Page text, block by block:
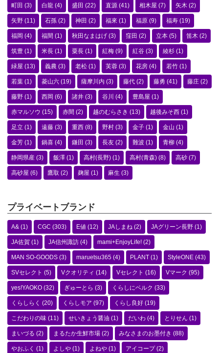
町田 (3) 白龍 (4) 盛田 (22) 直源 (41) 相木屋 (7) 矢木 (2)
矢野 (11) 石孫 (2) 神田 (2) 福來 (1) 福原 (9) 福寿 (19)
福岡 (4) 福間 (1) 秋田なまはげ (3) 窪田 (2) 立本 (5) 笛木 (2)
筑豊 (1) 米長 (1) 粟長 (1) 紅梅 (9) 紅谷 (3) 綾杉 (1)
緑屋 (13) 義農 (3) 老松 (1) 芙蓉 (3) 花房 (4) 若竹 (1)
若葉 (1) 菱山六 (19) 薩摩川内 (3) 藤代 (2) 藤勇 (41) 藤庄 (2)
藤野 (1) 西岡 (6) 諸井 (3) 谷川 (4) 豊島屋 (1)
赤マルソウ (15) 赤間 (2) 越のむらさき (13) 越後みそ西 (1)
足立 (1) 遠藤 (3) 重西 (8) 野村 (3) 金子 (1) 金山 (1)
金芳 (1) 鍋喜 (4) 鎌田 (3) 長友 (2) 難波 (1) 青柳 (4)
静岡県産 (3) 飯澤 (1) 高村(長野) (1) 高村(青森) (8) 高砂 (7)
高砂屋 (6) 鷹取 (2) 麹屋 (1) 麻生 (3)
プライベートブランド
A& (1) CGC (303) E値 (12) JAしまね (2) JAグリーン長野 (1)
JA佐賀 (1) JA信州諏訪 (4) mami+EnjoyLife! (2)
MAN SO-GOODS (3) maruetsu365 (4) PLANT (1) StyleONE (43)
SVセレクト (5) Vクオリティ (14) Vセレクト (16) Vマーク (95)
yes!YAOKO (32) ぎゅーとら (3) くらしにベルク (33)
くらしらく (20) くらしモア (97) くらし良好 (19)
こだわりの味 (11) せいきょう醤油 (1) だいわ (4) とりせん (1)
まいづる (2) まるたか生鮮市場 (2) みなさまのお墨付き (88)
やおふく (1) よしや (1) よねや (1) アイコープ(2)